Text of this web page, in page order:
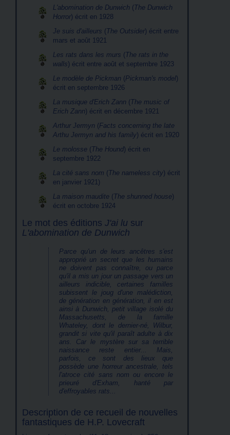
L'abomination de Dunwich (The Dunwich
Horror) écrit en 1928
Je suis d'ailleurs (The Outsider) écrit entre
mars et août 1921
Les rats dans les murs (The rats in the
walls) écrit entre août et septembre 1923
Le modèle de Pickman (Pickman's model)
écrit en septembre 1926
La musique d'Erich Zann (The music of
Erich Zann) écrit en décembre 1921
Arthur Jermyn (Facts concerning the late
Arthu Jermyn and his family) écrit en 1920
Le molosse (The Hound) écrit en
septembre 1922
La cité sans nom (The nameless city) écrit
en janvier 1921)
La maison maudite (The shunned house)
écrit en octobre 1924
Le mot des éditions J'ai lu sur
L'abomination de Dunwich
Parce qu'un de leurs ancêtres s'est
approprié un secret que les humains
ne doivent pas connaître, ou parce
qu'il a mis un jour un passage vers un
ailleurs indicible, certaines familles
subissent le joug d'une malédiction,
de génération en génération, il en est
ainsi à Dunwich, petit village isolé du
Massachusetts, de la famille
Whateley, dont le dernier-né, Wilbur,
grandit si vite qu'il paraît adulte à dix
ans. Car le mystère sur sa terrible
naissance reste entier... Mais,
parfois, ce sont des lieux que
possède une horreur ancestrale, tels
l'atroce cité sans nom ou encore le
prieuré d'Exham, hanté par
d'effroyables rats...
Description de ce recueil de nouvelles
fantastiques de H.P. Lovecraft